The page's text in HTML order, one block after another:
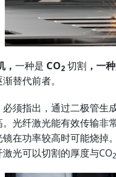
， 一种是 CO2 切割 ，一
替代前者。
须指出，通过二极管生
光纤激光能有效传输非
在功率较高时可能烧掉
光可以切割的厚度与CO2